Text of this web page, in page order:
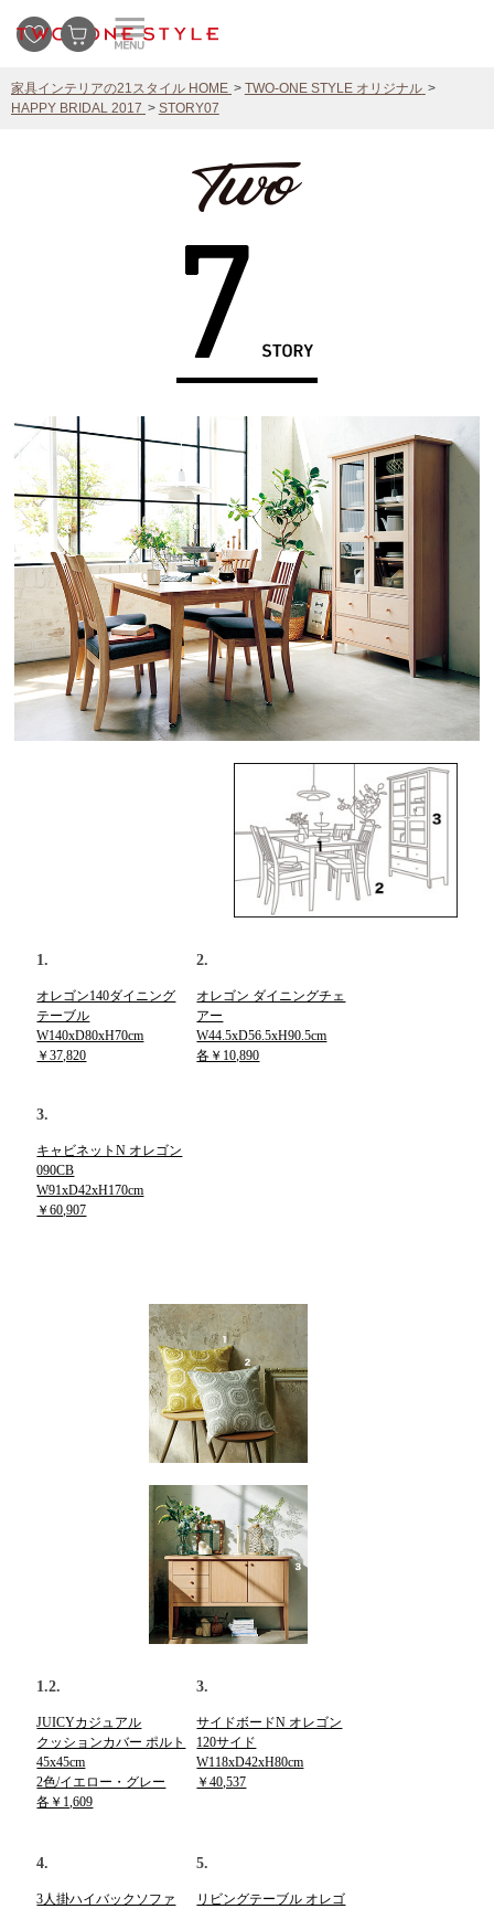
家具インテリアの21スタイル HOME
TWO-ONE STYLE オリジナル
HAPPY BRIDAL 2017
STORY07
1.
オレゴン140ダイニング
テーブル
W140xD80xH70cm
￥37,820
2.
オレゴン ダイニングチェ
アー
W44.5xD56.5xH90.5cm
各￥10,890
3.
キャビネットN オレゴン
090CB
W91xD42xH170cm
￥60,907
1.2.
JUICYカジュアル
クッションカバー ポルト
45x45cm
2色/イエロー・グレー
各￥1,609
3.
サイドボードN オレゴン
120サイド
W118xD42xH80cm
￥40,537
4.
3人掛ハイバックソファ
5.
リビングテーブル オレゴ